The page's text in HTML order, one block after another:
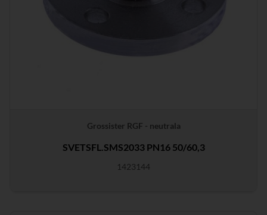
Grossister RGF - neutrala
SVETSFL.SMS2033 PN16 50/60,3
1423144